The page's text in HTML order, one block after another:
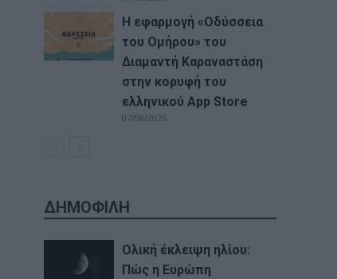
Η εφαρμογή «Οδύσσεια
του Ομήρου» του
Διαμαντή Καραναστάση
στην κορυφή του
ελληνικού App Store
07/08/2026
ΔΗΜΟΦΙΛΗ
Ολική έκλειψη ηλίου:
Πώς η Ευρώπη